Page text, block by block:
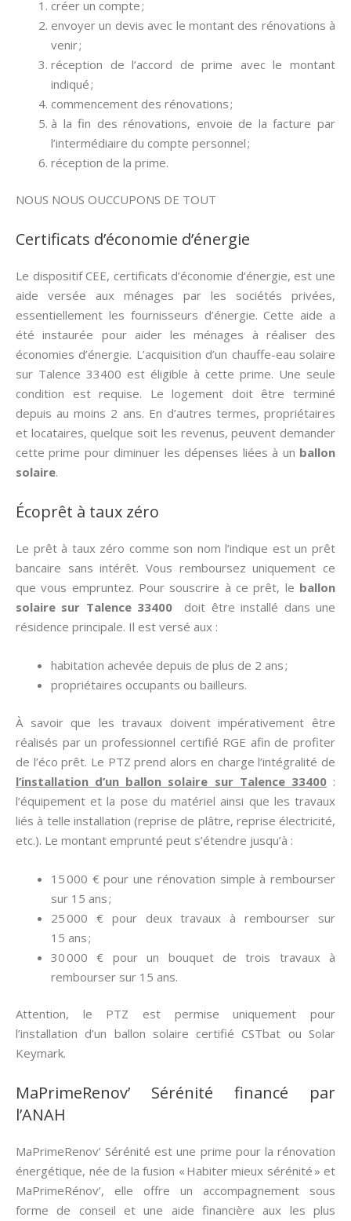
créer un compte ;
envoyer un devis avec le montant des rénovations à
venir ;
réception de l’accord de prime avec le montant
indiqué ;
commencement des rénovations ;
à la fin des rénovations, envoie de la facture par
l’intermédiaire du compte personnel ;
réception de la prime.
NOUS NOUS OUCCUPONS DE TOUT
Certificats d’économie d’énergie
Le dispositif CEE, certificats d’économie d’énergie, est une
aide versée aux ménages par les sociétés privées,
essentiellement les fournisseurs d’énergie. Cette aide a
été instaurée pour aider les ménages à réaliser des
économies d’énergie. L’acquisition d’un chauffe-eau solaire
sur Talence 33400 est éligible à cette prime. Une seule
condition est requise. Le logement doit être terminé
depuis au moins 2 ans. En d’autres termes, propriétaires
et locataires, quelque soit les revenus, peuvent demander
cette prime pour diminuer les dépenses liées à un ballon
solaire.
Écoprêt à taux zéro
Le prêt à taux zéro comme son nom l’indique est un prêt
bancaire sans intérêt. Vous remboursez uniquement ce
que vous empruntez. Pour souscrire à ce prêt, le ballon
solaire sur Talence 33400 doit être installé dans une
résidence principale. Il est versé aux :
habitation achevée depuis de plus de 2 ans ;
propriétaires occupants ou bailleurs.
À savoir que les travaux doivent impérativement être
réalisés par un professionnel certifié RGE afin de profiter
de l’éco prêt. Le PTZ prend alors en charge l’intégralité de
l’installation d’un ballon solaire sur Talence 33400:
l’équipement et la pose du matériel ainsi que les travaux
liés à telle installation (reprise de plâtre, reprise électricité,
etc.). Le montant emprunté peut s’étendre jusqu’à :
15 000 € pour une rénovation simple à rembourser
sur 15 ans ;
25 000 € pour deux travaux à rembourser sur
15 ans ;
30 000 € pour un bouquet de trois travaux à
rembourser sur 15 ans.
Attention, le PTZ est permise uniquement pour
l’installation d’un ballon solaire certifié CSTbat ou Solar
Keymark.
MaPrimeRenov’ Sérénité financé par
l’ANAH
MaPrimeRenov’ Sérénité est une prime pour la rénovation
énergétique, née de la fusion « Habiter mieux sérénité » et
MaPrimeRénov’, elle offre un accompagnement sous
forme de conseil et une aide financière aux les plus